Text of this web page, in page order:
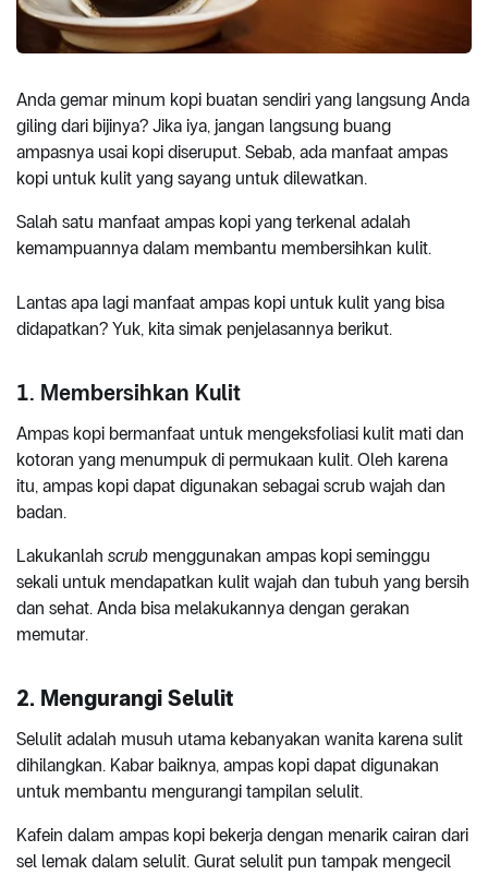
Anda gemar minum kopi buatan sendiri yang langsung Anda
giling dari bijinya? Jika iya, jangan langsung buang
ampasnya usai kopi diseruput. Sebab, ada manfaat ampas
kopi untuk kulit yang sayang untuk dilewatkan.
Salah satu manfaat ampas kopi yang terkenal adalah
kemampuannya dalam membantu membersihkan kulit.
Lantas apa lagi manfaat ampas kopi untuk kulit yang bisa
didapatkan? Yuk, kita simak penjelasannya berikut.
1. Membersihkan Kulit
Ampas kopi bermanfaat untuk mengeksfoliasi kulit mati dan
kotoran yang menumpuk di permukaan kulit. Oleh karena
itu, ampas kopi dapat digunakan sebagai scrub wajah dan
badan.
Lakukanlah scrub menggunakan ampas kopi seminggu
sekali untuk mendapatkan kulit wajah dan tubuh yang bersih
dan sehat. Anda bisa melakukannya dengan gerakan
memutar.
2. Mengurangi Selulit
Selulit adalah musuh utama kebanyakan wanita karena sulit
dihilangkan. Kabar baiknya, ampas kopi dapat digunakan
untuk membantu mengurangi tampilan selulit.
Kafein dalam ampas kopi bekerja dengan menarik cairan dari
sel lemak dalam selulit. Gurat selulit pun tampak mengecil